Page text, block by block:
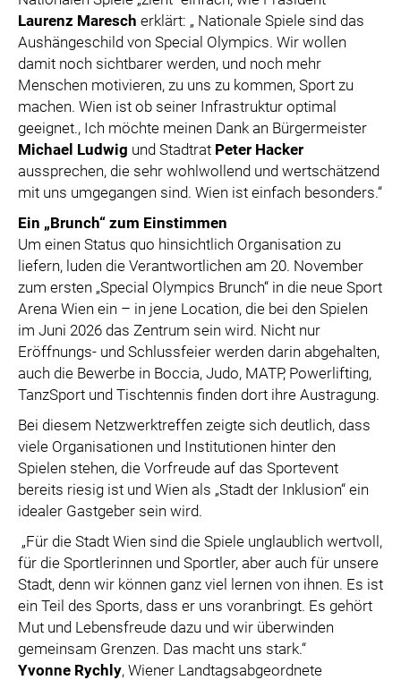
Laurenz Maresch erklärt: „ Nationale Spiele sind das
Aushängeschild von Special Olympics. Wir wollen
damit noch sichtbarer werden, und noch mehr
Menschen motivieren, zu uns zu kommen, Sport zu
machen. Wien ist ob seiner Infrastruktur optimal
geeignet., Ich möchte meinen Dank an Bürgermeister
Michael Ludwig und Stadtrat Peter Hacker
aussprechen, die sehr wohlwollend und wertschätzend
mit uns umgegangen sind. Wien ist einfach besonders.“
Ein „Brunch“ zum Einstimmen
Um einen Status quo hinsichtlich Organisation zu
liefern, luden die Verantwortlichen am 20. November
zum ersten „Special Olympics Brunch“ in die neue Sport
Arena Wien ein – in jene Location, die bei den Spielen
im Juni 2026 das Zentrum sein wird. Nicht nur
Eröffnungs- und Schlussfeier werden darin abgehalten,
auch die Bewerbe in Boccia, Judo, MATP, Powerlifting,
TanzSport und Tischtennis finden dort ihre Austragung.
Bei diesem Netzwerktreffen zeigte sich deutlich, dass
viele Organisationen und Institutionen hinter den
Spielen stehen, die Vorfreude auf das Sportevent
bereits riesig ist und Wien als „Stadt der Inklusion“ ein
idealer Gastgeber sein wird.
„Für die Stadt Wien sind die Spiele unglaublich wertvoll,
für die Sportlerinnen und Sportler, aber auch für unsere
Stadt, denn wir können ganz viel lernen von ihnen. Es ist
ein Teil des Sports, dass er uns voranbringt. Es gehört
Mut und Lebensfreude dazu und wir überwinden
gemeinsam Grenzen. Das macht uns stark.“
Yvonne Rychly, Wiener Landtagsabgeordnete